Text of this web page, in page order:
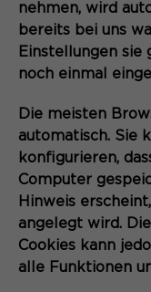
nehmen, wird
bereits bei uns
Einstellungen sie
noch einmal
Die meisten
automatisch. Sie
konfigurieren,
Computer
Hinweis
angelegt wird.
Cookies kann
alle Funktionen